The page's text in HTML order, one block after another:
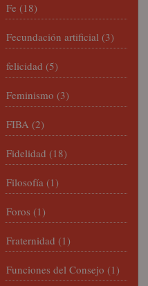
Fe (18)
Fecundación artificial (3)
felicidad (5)
Feminismo (3)
FIBA (2)
Fidelidad (18)
Filosofía (1)
Foros (1)
Fraternidad (1)
Funciones del Consejo (1)